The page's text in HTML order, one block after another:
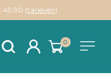
49.90 (tarieven)
0